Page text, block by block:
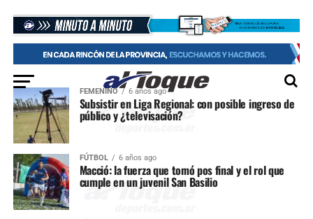
FEMENINO 6 años ago
Subsistir en Liga Regional: con posible ingreso de
público y ¿televisación?
FÚTBOL 6 años ago
Macció: la fuerza que tomó pos final y el rol que
cumple en un juvenil San Basilio